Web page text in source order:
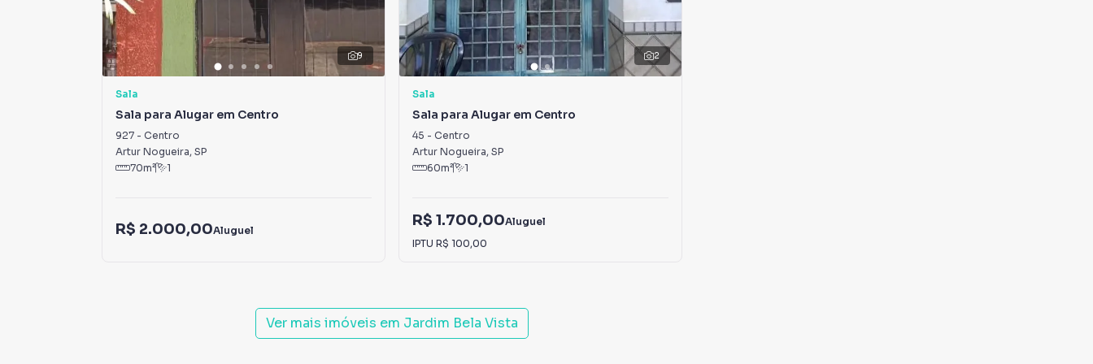
9
Sala
Sala para Alugar em Centro
927 - Centro
Artur Nogueira, SP
70m² 1
R$ 2.000,00Aluguel
2
Sala
Sala para Alugar em Centro
45 - Centro
Artur Nogueira, SP
60m² 1
R$ 1.700,00Aluguel
IPTU R$ 100,00
Ver mais imóveis em Jardim Bela Vista